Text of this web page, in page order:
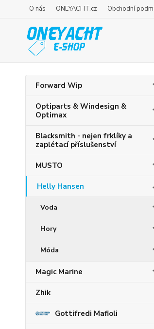
O nás ONEYACHT.cz Obchodní
Forward Wip
Optiparts & Windesign &
Optimax
Blacksmith - nejen frklíky a
zaplétací příslušenství
MUSTO
Helly Hansen
Voda
Hory
Móda
Magic Marine
Zhik
Gottifredi Mafioli